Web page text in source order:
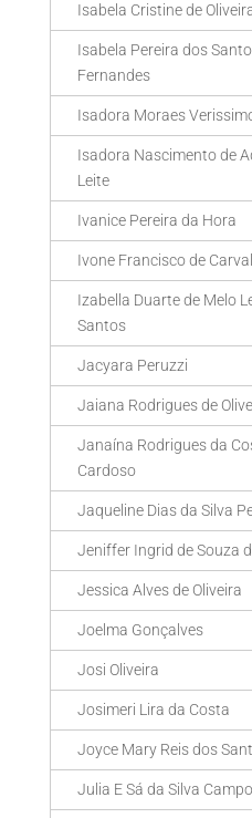
Isabela Cristine de
Isabela Pereira dos
Fernandes
Isadora Moraes
Isadora Nascimento de
Leite
Ivanice Pereira da Hora
Ivone Francisco de
Izabella Duarte de Melo
Santos
Jacyara Peruzzi
Jaiana Rodrigues de
Janaína Rodrigues da
Cardoso
Jaqueline Dias da Silva
Jeniffer Ingrid de Souza
Jessica Alves de Oliveira
Joelma Gonçalves
Josi Oliveira
Josimeri Lira da Costa
Joyce Mary Reis dos
Julia E Sá da Silva